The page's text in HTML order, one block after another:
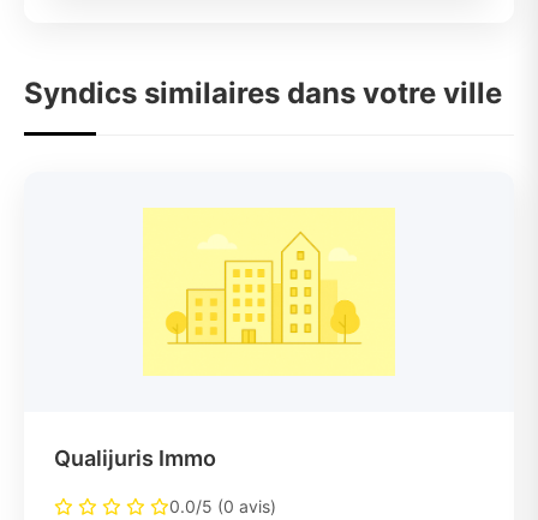
Syndics similaires dans votre ville
Qualijuris Immo
0.0/5 (0 avis)